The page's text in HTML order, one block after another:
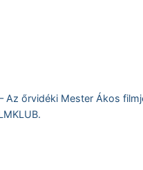
Az őrvidéki Mester Ákos